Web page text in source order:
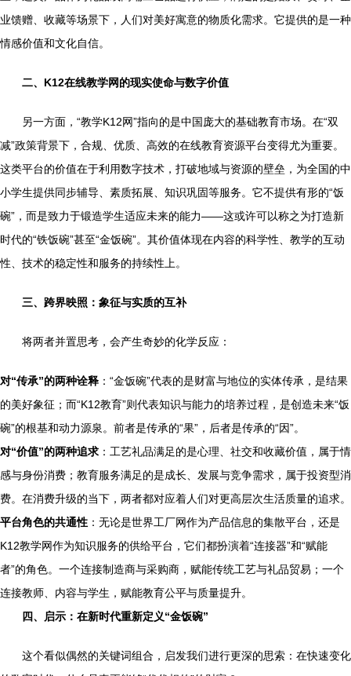
业馈赠、收藏等场景下，人们对美好寓意的物质化需求。它提供的是一种
情感价值和文化自信。
二、K12在线教学网的现实使命与数字价值
另一方面，“教学K12网”指向的是中国庞大的基础教育市场。在“双
减”政策背景下，合规、优质、高效的在线教育资源平台变得尤为重要。
这类平台的价值在于利用数字技术，打破地域与资源的壁垒，为全国的中
小学生提供同步辅导、素质拓展、知识巩固等服务。它不提供有形的“饭
碗”，而是致力于锻造学生适应未来的能力——这或许可以称之为打造新
时代的“铁饭碗”甚至“金饭碗”。其价值体现在内容的科学性、教学的互动
性、技术的稳定性和服务的持续性上。
三、跨界映照：象征与实质的互补
将两者并置思考，会产生奇妙的化学反应：
对“传承”的两种诠释 ：“金饭碗”代表的是财富与地位的实体传承，是结果
的美好象征；而“K12教育”则代表知识与能力的培养过程，是创造未来“饭
碗”的根基和动力源泉。前者是传承的“果”，后者是传承的“因”。
对“价值”的两种追求 ：工艺礼品满足的是心理、社交和收藏价值，属于情
感与身份消费；教育服务满足的是成长、发展与竞争需求，属于投资型消
费。在消费升级的当下，两者都对应着人们对更高层次生活质量的追求。
平台角色的共通性 ：无论是世界工厂网作为产品信息的集散平台，还是
K12教学网作为知识服务的供给平台，它们都扮演着“连接器”和“赋能
者”的角色。一个连接制造商与采购商，赋能传统工艺与礼品贸易；一个
连接教师、内容与学生，赋能教育公平与质量提升。
四、启示：在新时代重新定义“金饭碗”
这个看似偶然的关键词组合，启发我们进行更深的思索：在快速变化